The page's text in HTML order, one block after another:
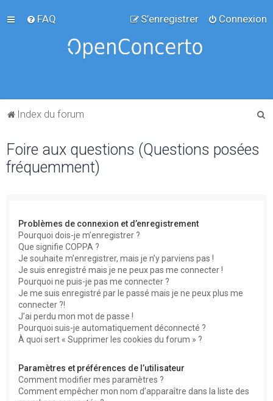
FAQ Connexion
S’enregistrer
Index du forum
Foire aux questions (Questions posées
fréquemment)
Problèmes de connexion et d’enregistrement
Pourquoi dois-je m’enregistrer ?
Que signifie COPPA ?
Je souhaite m’enregistrer, mais je n’y parviens pas !
Je suis enregistré mais je ne peux pas me connecter !
Pourquoi ne puis-je pas me connecter ?
Je me suis enregistré par le passé mais je ne peux plus me
connecter ?!
J’ai perdu mon mot de passe !
Pourquoi suis-je automatiquement déconnecté ?
À quoi sert « Supprimer les cookies du forum » ?
Paramètres et préférences de l’utilisateur
Comment modifier mes paramètres ?
Comment empêcher mon nom d’apparaître dans la liste des